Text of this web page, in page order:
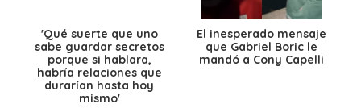
'Qué suerte que uno
sabe guardar secretos
porque si hablara,
habría relaciones que
durarían hasta hoy
mismo'
El inesperado mensaje
que Gabriel Boric le
mandó a Cony Capelli